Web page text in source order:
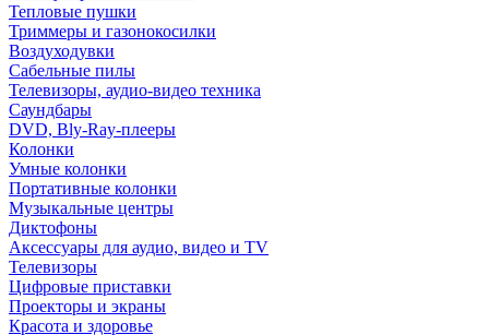
Тепловые пушки
Триммеры и газонокосилки
Воздуходувки
Сабельные пилы
Телевизоры, аудио-видео техника
Саундбары
DVD, Bly-Ray-плееры
Колонки
Умные колонки
Портативные колонки
Музыкальные центры
Диктофоны
Аксессуары для аудио, видео и TV
Телевизоры
Цифровые приставки
Проекторы и экраны
Красота и здоровье